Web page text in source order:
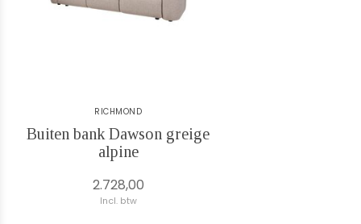
RICHMOND
Buiten bank Dawson greige
alpine
2.728,00
Incl. btw